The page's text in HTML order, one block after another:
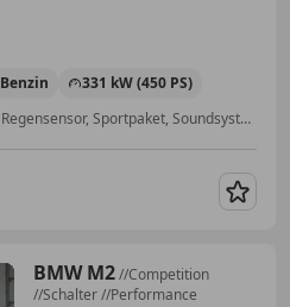
Benzin
331 kW (450 PS)
ABS, Sportsitze, Sportfahrwerk, Regensensor, Sportpaket, Soundsystem, Scheckheftgepflegt, Volldigitales Kombiinstrument
BMW M2//Competition
//Schalter //Performance